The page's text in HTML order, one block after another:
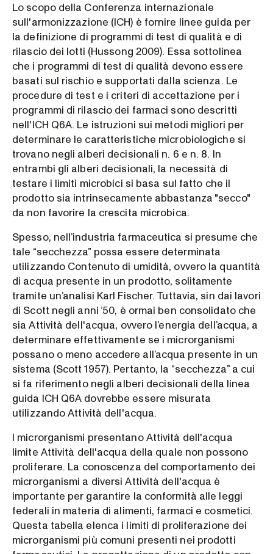
Lo scopo della Conferenza internazionale
sull'armonizzazione (ICH) è fornire linee guida per
la definizione di programmi di test di qualità e di
rilascio dei lotti (Hussong 2009). Essa sottolinea
che i programmi di test di qualità devono essere
basati sul rischio e supportati dalla scienza. Le
procedure di test e i criteri di accettazione per i
programmi di rilascio dei farmaci sono descritti
nell'ICH Q6A. Le istruzioni sui metodi migliori per
determinare le caratteristiche microbiologiche si
trovano negli alberi decisionali n. 6 e n. 8. In
entrambi gli alberi decisionali, la necessità di
testare i limiti microbici si basa sul fatto che il
prodotto sia intrinsecamente abbastanza "secco"
da non favorire la crescita microbica.
Spesso, nell’industria farmaceutica si presume che
tale “secchezza” possa essere determinata
utilizzando Contenuto di umidità, ovvero la quantità
di acqua presente in un prodotto, solitamente
tramite un’analisi Karl Fischer. Tuttavia, sin dai lavori
di Scott negli anni ’50, è ormai ben consolidato che
sia Attività dell'acqua, ovvero l’energia dell’acqua, a
determinare effettivamente se i microrganismi
possano o meno accedere all’acqua presente in un
sistema (Scott 1957). Pertanto, la “secchezza” a cui
si fa riferimento negli alberi decisionali della linea
guida ICH Q6A dovrebbe essere misurata
utilizzando Attività dell'acqua.
I microrganismi presentano Attività dell'acqua
limite Attività dell'acqua della quale non possono
proliferare. La conoscenza del comportamento dei
microrganismi a diversi Attività dell'acqua è
importante per garantire la conformità alle leggi
federali in materia di alimenti, farmaci e cosmetici.
Questa tabella elenca i limiti di proliferazione dei
microrganismi più comuni presenti nei prodotti